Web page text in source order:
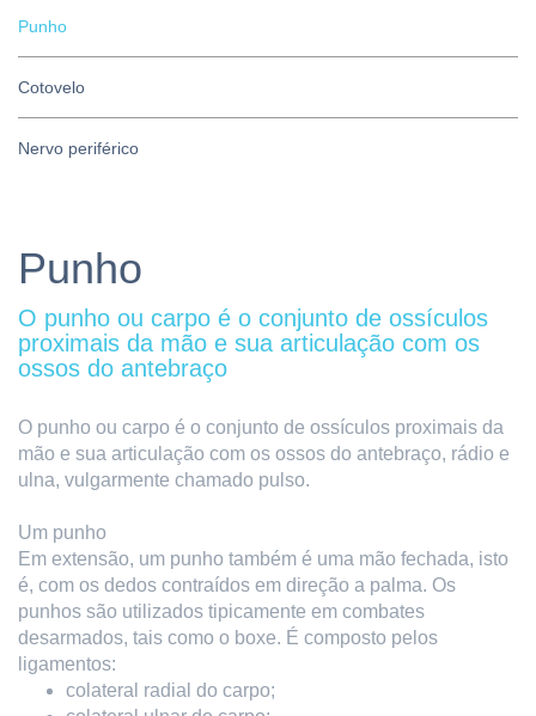
Punho
Cotovelo
Nervo periférico
Punho
O punho ou carpo é o conjunto de ossículos
proximais da mão e sua articulação com os
ossos do antebraço
O punho ou carpo é o conjunto de ossículos proximais da
mão e sua articulação com os ossos do antebraço, rádio e
ulna, vulgarmente chamado pulso.
Um punho
Em extensão, um punho também é uma mão fechada, isto
é, com os dedos contraídos em direção a palma. Os
punhos são utilizados tipicamente em combates
desarmados, tais como o boxe. É composto pelos
ligamentos:
colateral radial do carpo;